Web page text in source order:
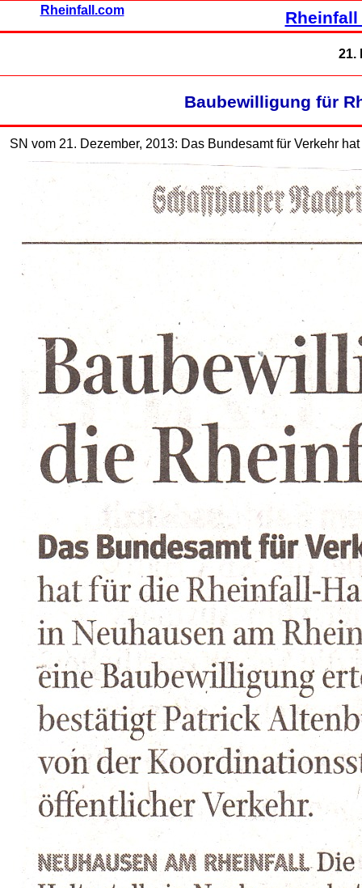
Rheinfall.com
21.
Baubewilligung für
SN vom 21. Dezember, 2013: Das Bundesamt für Verkehr